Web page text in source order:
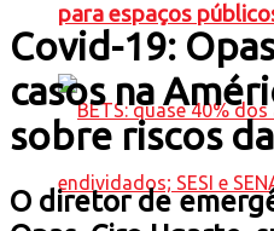
para espaços
Covid-19:
casos na
sobre riscos
O diretor de